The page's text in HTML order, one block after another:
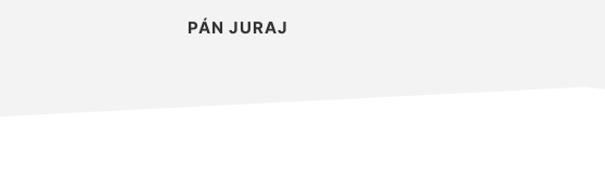
PÁN JURAJ